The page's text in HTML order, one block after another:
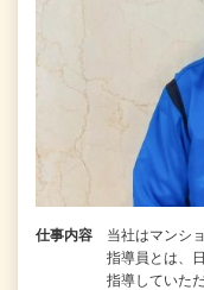
仕事内容
当社はマンシ
指導員とは、
指導していた